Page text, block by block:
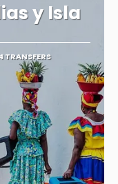
y Isla
TRANSFERS